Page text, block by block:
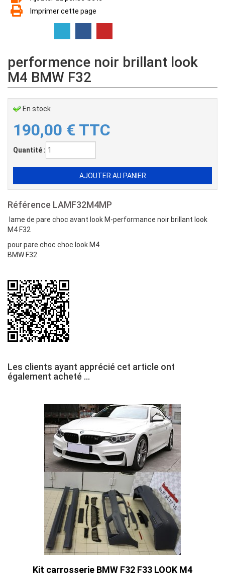
Imprimer cette page
performence noir brillant look
M4 BMW F32
En stock
190,00 € TTC
Quantité :
Référence LAMF32M4MP
lame de pare choc avant look M-performance noir brillant look
M4 F32
pour pare choc choc look M4
BMW F32
Les clients ayant apprécié cet article ont
également acheté ...
Kit carrosserie BMW F32 F33 LOOK M4